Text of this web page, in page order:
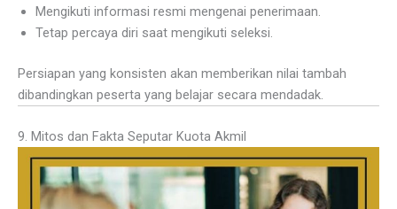
Mengikuti informasi resmi mengenai penerimaan.
Tetap percaya diri saat mengikuti seleksi.
Persiapan yang konsisten akan memberikan nilai tambah
dibandingkan peserta yang belajar secara mendadak.
9. Mitos dan Fakta Seputar Kuota Akmil